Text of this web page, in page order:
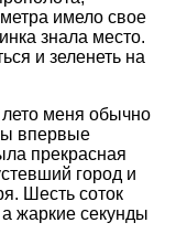
имело свое
знала место.
и зеленеть на
меня обычно
впервые
прекрасная
город и
Шесть соток
жаркие секунды